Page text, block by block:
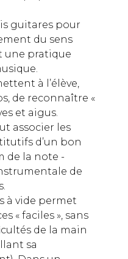
guitares pour
du sens
une pratique
à l’élève,
de reconnaître «
et aigus.
associer les
d’un bon
de la note -
de
à vide permet
« faciles », sans
de la main
sa